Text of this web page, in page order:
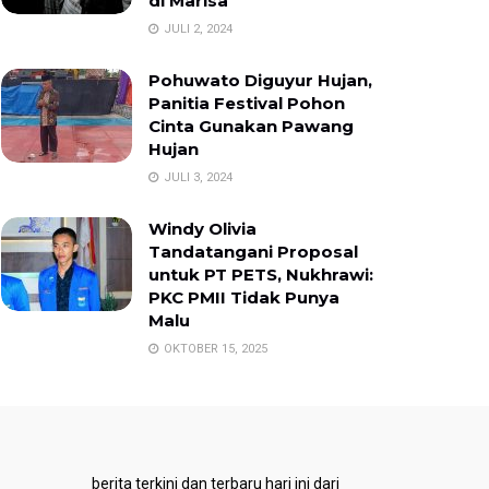
JULI 2, 2024
Pohuwato Diguyur Hujan,
Panitia Festival Pohon
Cinta Gunakan Pawang
Hujan
JULI 3, 2024
Windy Olivia
Tandatangani Proposal
untuk PT PETS, Nukhrawi:
PKC PMII Tidak Punya
Malu
OKTOBER 15, 2025
berita terkini dan terbaru hari ini dari